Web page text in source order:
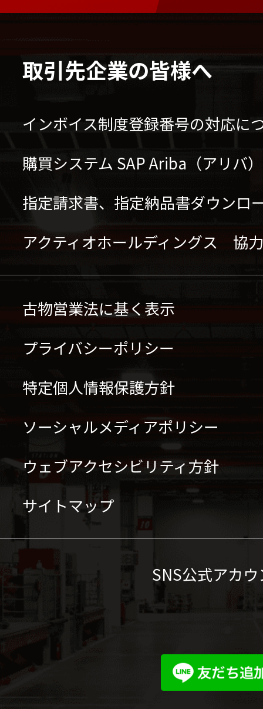
取引先企業の皆様へ
インボイス制度登録番号の対応に
購買システム SAP Ariba（アリバ
指定請求書、指定納品書ダウンロ
アクティオホールディングス 協
古物営業法に基く表示
プライバシーポリシー
特定個人情報保護方針
ソーシャルメディアポリシー
ウェブアクセシビリティ方針
サイトマップ
SNS公式アカ